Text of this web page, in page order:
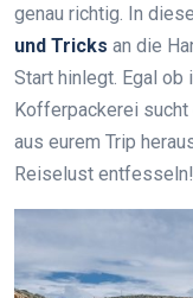
genau richtig. In
und Tricks an die
Start hinlegt. Egal
Kofferpackerei sucht
aus eurem Trip
Reiselust entfesseln!